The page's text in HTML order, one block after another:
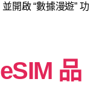
開啟 “數據漫遊” 功
品